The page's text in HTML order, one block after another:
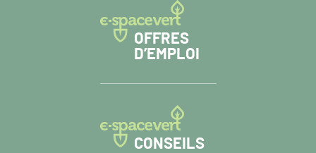
OFFRES
D’EMPLOI
CONSEILS